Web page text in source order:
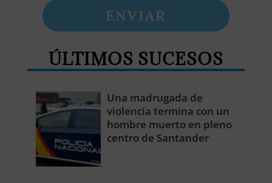
ENVIAR
ÚLTIMOS SUCESOS
Una madrugada de
violencia termina con un
hombre muerto en pleno
centro de Santander